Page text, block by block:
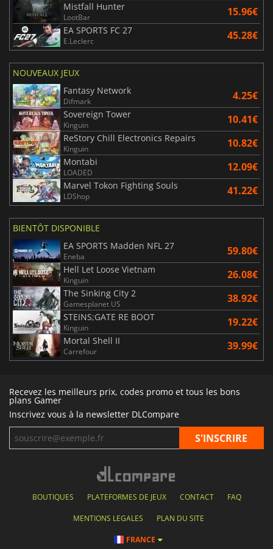
Mistfall Hunter
LootBar 15.96€
EA SPORTS FC 27
E.Leclerc 45.28€
NOUVEAUX JEUX
Fantasy Network
Difmark 4.25€
Sovereign Tower
Kinguin 10.41€
ReStory Chill Electronics Repairs
Kinguin 10.82€
Montabi
LOADED 12.09€
Marvel Tokon Fighting Souls
LDShop 41.22€
BIENTÔT DISPONIBLE
EA SPORTS Madden NFL 27
Eneba 59.80€
Hell Let Loose Vietnam
Kinguin 26.08€
The Sinking City 2
Gamesplanet US 38.92€
STEINS;GATE RE BOOT
Kinguin 19.22€
Mortal Shell II
Carrefour 39.99€
Recevez les meilleurs prix, codes promo et tous les bons
plans Gamer
Inscrivez vous à la newsletter DLCompare
BOUTIQUES PLATEFORMES DE JEUX CONTACT FAQ
MENTIONS LEGALES PLAN DU SITE
FRANCE